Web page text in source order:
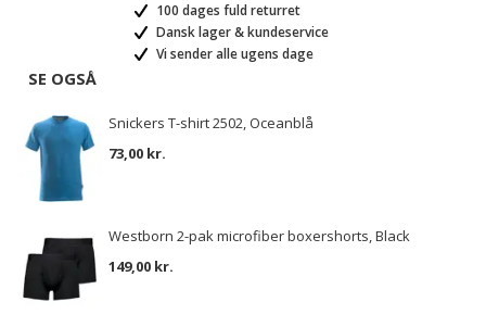
100 dages fuld returret
Dansk lager & kundeservice
Vi sender alle ugens dage
SE OGSÅ
Snickers T-shirt 2502, Oceanblå
73,00 kr.
Westborn 2-pak microfiber boxershorts, Black
149,00 kr.